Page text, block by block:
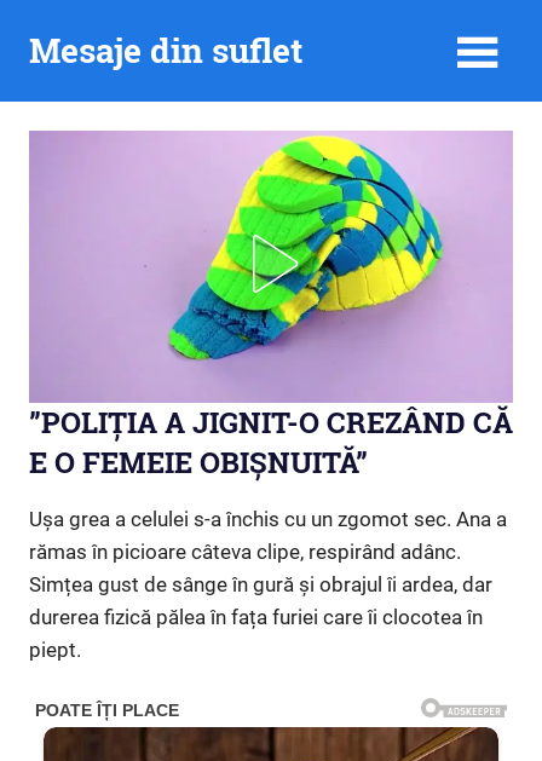
Mesaje din suflet
”POLIȚIA A JIGNIT-O CREZÂND CĂ
E O FEMEIE OBIȘNUITĂ”
Ușa grea a celulei s-a închis cu un zgomot sec. Ana a
rămas în picioare câteva clipe, respirând adânc.
Simțea gust de sânge în gură și obrajul îi ardea, dar
durerea fizică pălea în fața furiei care îi clocotea în
piept.